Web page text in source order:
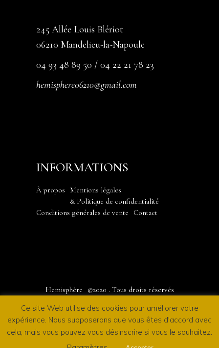
245 Allée Louis Blériot
06210 Mandelieu-la-Napoule
04 93 48 89 50 / 04 22 21 78 23
hemisphere06210@gmail.com
INFORMATIONS
À propos
Mentions légales
& Politique de confidentialité
Conditions générales de vente
Contact
©2020
Hemisphère . Tous droits réservés
Ce site Web utilise des cookies pour améliorer votre
expérience. Nous supposerons que vous êtes d'accord avec
cela, mais vous pouvez vous désinscrire si vous le souhaitez.